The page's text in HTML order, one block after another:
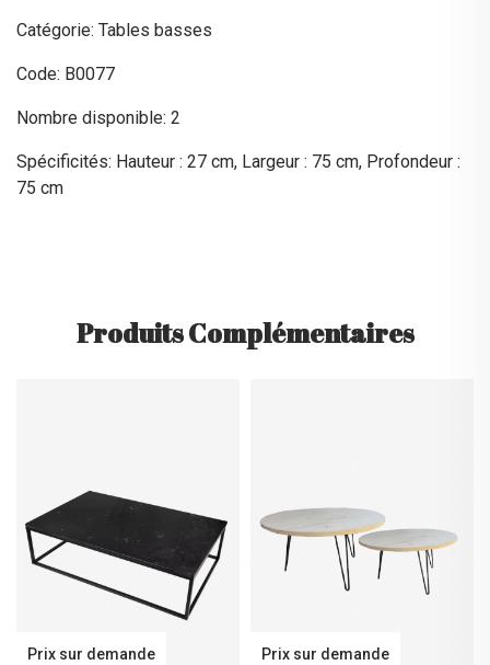
Catégorie: Tables basses
Code: B0077
Nombre disponible: 2
Spécificités: Hauteur : 27 cm, Largeur : 75 cm, Profondeur :
75 cm
Produits Complémentaires
Prix sur demande Prix sur demande